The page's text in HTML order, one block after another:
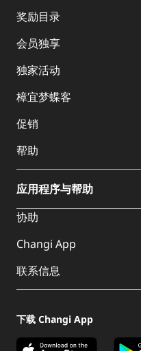
奖励目录
会员独享
独家活动
樟宜梦蝶客
促销
帮助
应用程序与帮助
协助
Changi App
联系信息
下载 Changi App